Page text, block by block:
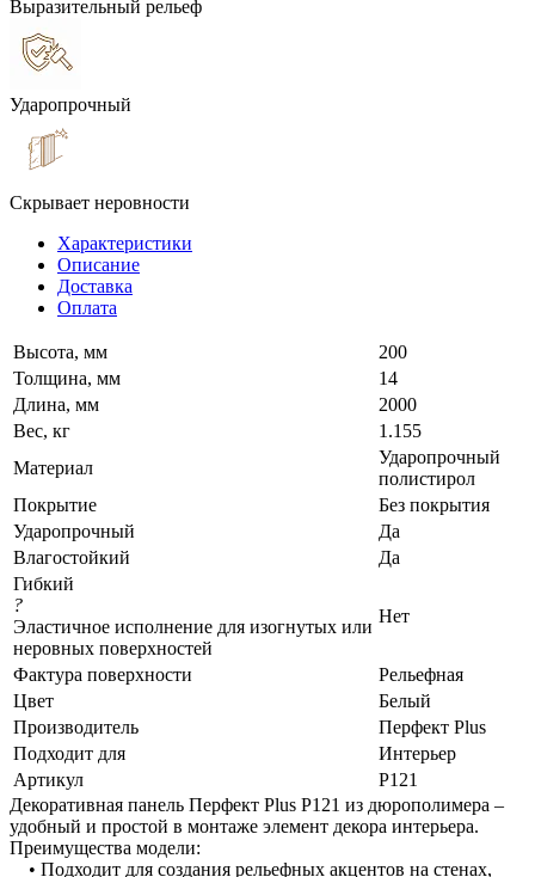
Выразительный рельеф
Ударопрочный
Скрывает неровности
Характеристики
Описание
Доставка
Оплата
Высота, мм
200
Толщина, мм
14
Длина, мм
2000
Вес, кг
1.155
Материал
Ударопрочный
полистирол
Покрытие
Без покрытия
Ударопрочный
Да
Влагостойкий
Да
Гибкий
?
Эластичное исполнение для изогнутых или
неровных поверхностей
Нет
Фактура поверхности
Рельефная
Цвет
Белый
Производитель
Перфект Plus
Подходит для
Интерьер
Артикул
Р121
Декоративная панель Перфект Plus Р121 из дюрополимера –
удобный и простой в монтаже элемент декора интерьера.
Преимущества модели:
• Подходит для создания рельефных акцентов на стенах,